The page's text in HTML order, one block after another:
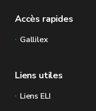
Accès rapides
Gallilex
Liens utiles
Liens ELI